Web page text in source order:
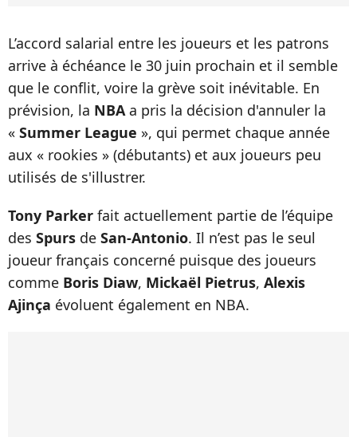
L’accord salarial entre les joueurs et les patrons
arrive à échéance le 30 juin prochain et il semble
que le conflit, voire la grève soit inévitable. En
prévision, la NBAa pris la décision d'annuler la
« Summer League », qui permet chaque année
aux « rookies » (débutants) et aux joueurs peu
utilisés de s'illustrer.
Tony Parker fait actuellement partie de l’équipe
des Spurs de San-Antonio. Il n’est pas le seul
joueur français concerné puisque des joueurs
comme Boris Diaw, Mickaël Pietrus, Alexis
Ajinça évoluent également en NBA.